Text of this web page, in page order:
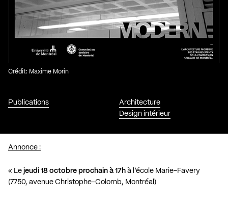
Publications
Architecture
Design intérieur
Crédit: Maxime Morin
Annonce :
« Le jeudi 18 octobre prochain à 17h à l’école Marie-Favery
(7750, avenue Christophe-Colomb, Montréal)